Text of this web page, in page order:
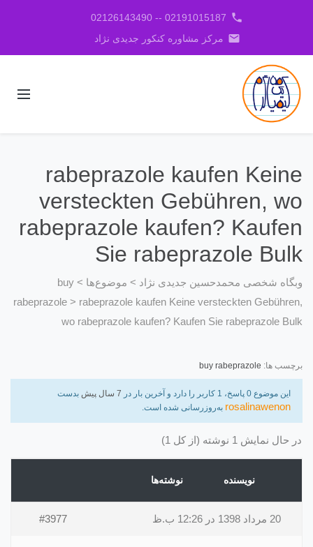
phone
02191015187 -- 02126143490
email مرکز مشاوره کنکور جدیدی نژاد
rabeprazole kaufen Keine
versteckten Gebühren, wo
rabeprazole kaufen? Kaufen
Sie rabeprazole Bulk
وبگاه شخصی محمدحسین جدیدی نژاد > موضوع‌ها >
buy
rabeprazole > rabeprazole kaufen Keine versteckten Gebühren,
wo rabeprazole kaufen? Kaufen Sie rabeprazole Bulk
برچسب ها: buy rabeprazole
این موضوع 0 پاسخ، 1 کاربر را دارد و آخرین بار در 7 سال پیش بدست
rosalinawenon به‌روزرسانی شده است.
در حال نمایش 1 نوشته (از کل 1)
نویسنده نوشته‌ها
20 مرداد 1398 در 12:26 ب.ظ #3977